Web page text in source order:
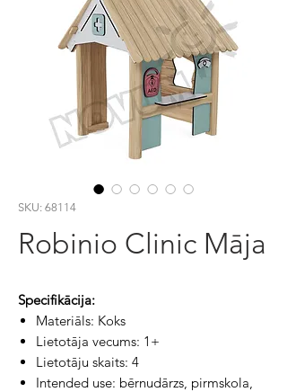
SKU: 68114
Robinio Clinic Māja
Specifikācija:
Materiāls: Koks
Lietotāja vecums: 1+
Lietotāju skaits: 4
Intended use: bērnudārzs, pirmskola,